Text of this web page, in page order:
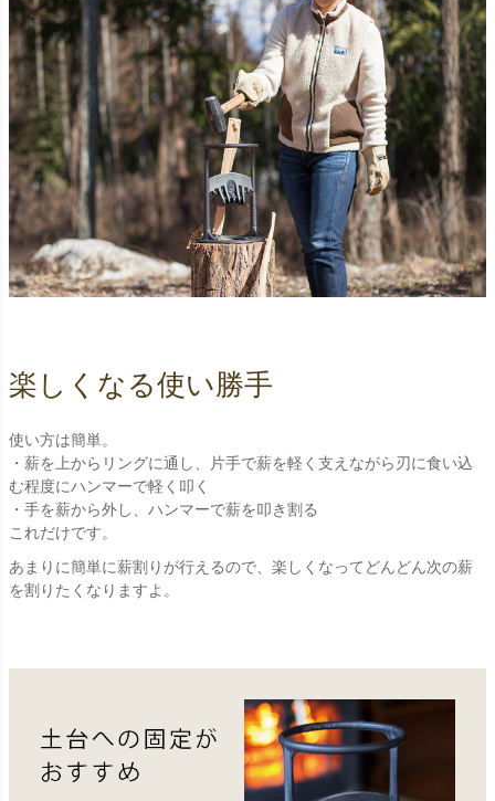
楽しくなる使い勝手
使い方は簡単。
・薪を上からリングに通し、片手で薪を軽く支えながら刃に食い込
む程度にハンマーで軽く叩く
・手を薪から外し、ハンマーで薪を叩き割る
これだけです。
あまりに簡単に薪割りが行えるので、楽しくなってどんどん次の薪
を割りたくなりますよ。